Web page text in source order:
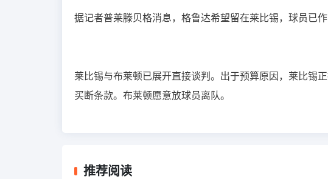
据记者普莱滕贝格消息，格鲁达希望留在莱比锡，球员已作
莱比锡与布莱顿已展开直接谈判。出于预算原因，莱比锡
买断条款。布莱顿愿意放球员离队。
推荐阅读